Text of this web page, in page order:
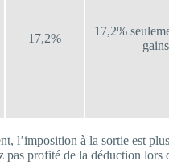
17,2%
17,2%
gains
l’imposition à la sortie est
pas profité de la déduction lors